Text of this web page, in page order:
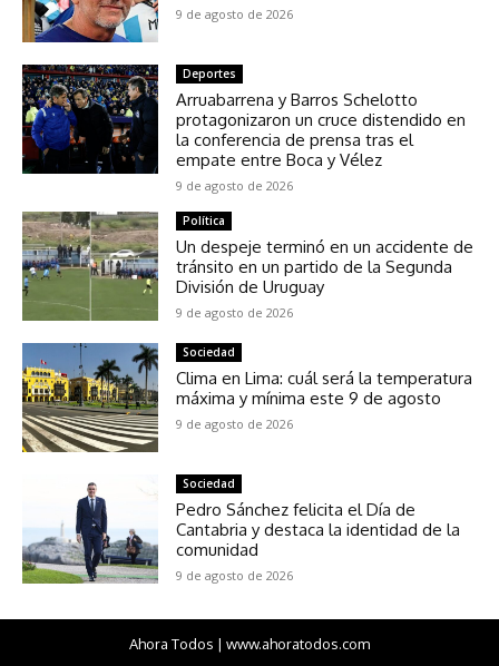
9 de agosto de 2026
Deportes
Arruabarrena y Barros Schelotto
protagonizaron un cruce distendido en
la conferencia de prensa tras el
empate entre Boca y Vélez
9 de agosto de 2026
Política
Un despeje terminó en un accidente de
tránsito en un partido de la Segunda
División de Uruguay
9 de agosto de 2026
Sociedad
Clima en Lima: cuál será la temperatura
máxima y mínima este 9 de agosto
9 de agosto de 2026
Sociedad
Pedro Sánchez felicita el Día de
Cantabria y destaca la identidad de la
comunidad
9 de agosto de 2026
Ahora Todos | www.ahoratodos.com